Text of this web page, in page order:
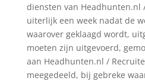
diensten van Headhunten.nl
uiterlijk een week nadat de
waarover geklaagd wordt,
moeten zijn uitgevoerd,
aan Headhunten.nl /
meegedeeld, bij gebreke